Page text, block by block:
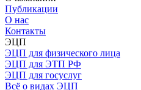
Публикации
О нас
Контакты
ЭЦП
ЭЦП для физического лица
ЭЦП для ЭТП РФ
ЭЦП для госуслуг
Всё о видах ЭЦП